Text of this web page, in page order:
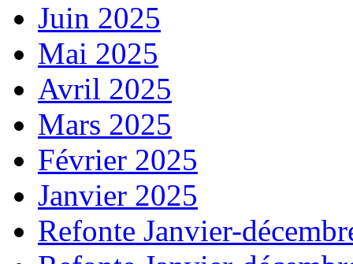
Juin 2025
Mai 2025
Avril 2025
Mars 2025
Février 2025
Janvier 2025
Refonte Janvier-